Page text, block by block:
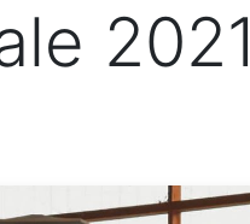
2021